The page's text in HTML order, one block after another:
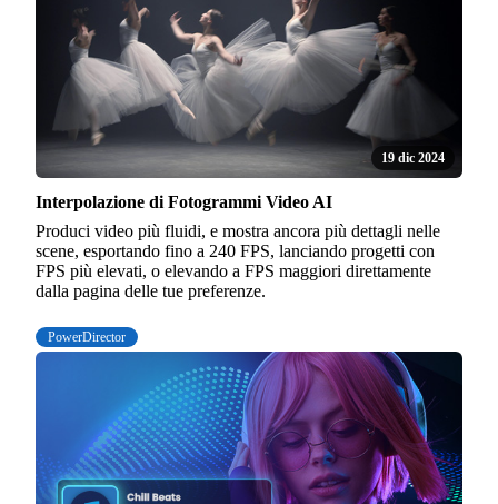
19 dic 2024
Interpolazione di Fotogrammi Video AI
Produci video più fluidi, e mostra ancora più dettagli nelle
scene, esportando fino a 240 FPS, lanciando progetti con
FPS più elevati, o elevando a FPS maggiori direttamente
dalla pagina delle tue preferenze.
PowerDirector